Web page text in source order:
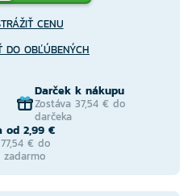
CENU
DO OBĽÚBENÝCH
Darček k nákupu
Zostáva 37,54 € do
darčeka
od 2,99 €
€ do